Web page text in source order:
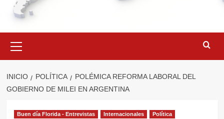
primario
INICIO POLÍTICA
POLÉMICA REFORMA LABORAL DEL
GOBIERNO DE MILEI EN ARGENTINA
Buen día Florida - Entrevistas Internacionales Política